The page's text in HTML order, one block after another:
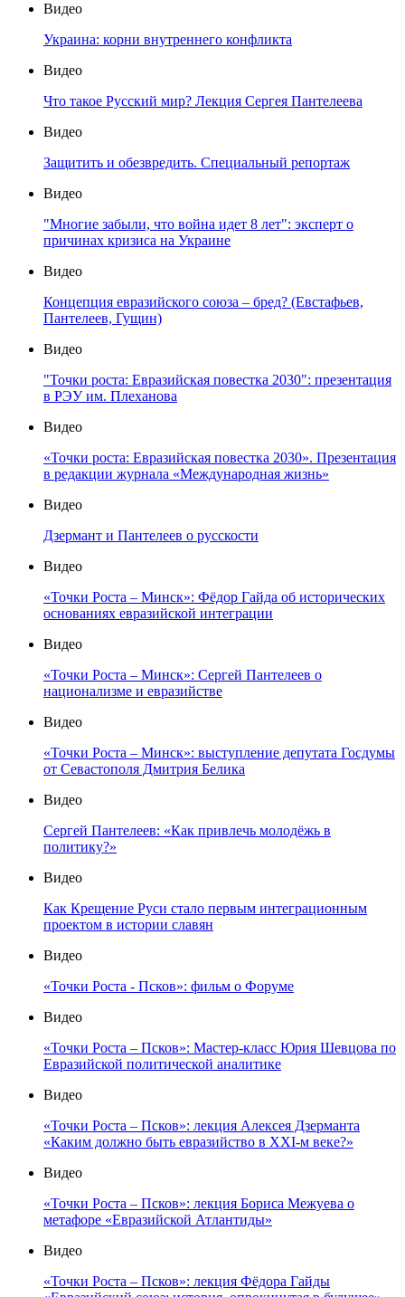
Видео
Украина: корни внутреннего конфликта
Видео
Что такое Русский мир? Лекция Сергея Пантелеева
Видео
Защитить и обезвредить. Специальный репортаж
Видео
"Многие забыли, что война идет 8 лет": эксперт о
причинах кризиса на Украине
Видео
Концепция евразийского союза – бред? (Евстафьев,
Пантелеев, Гущин)
Видео
"Точки роста: Евразийская повестка 2030": презентация
в РЭУ им. Плеханова
Видео
«Точки роста: Евразийская повестка 2030». Презентация
в редакции журнала «Международная жизнь»
Видео
Дзермант и Пантелеев о русскости
Видео
«Точки Роста – Минск»: Фёдор Гайда об исторических
основаниях евразийской интеграции
Видео
«Точки Роста – Минск»: Сергей Пантелеев о
национализме и евразийстве
Видео
«Точки Роста – Минск»: выступление депутата Госдумы
от Севастополя Дмитрия Белика
Видео
Сергей Пантелеев: «Как привлечь молодёжь в
политику?»
Видео
Как Крещение Руси стало первым интеграционным
проектом в истории славян
Видео
«Точки Роста - Псков»: фильм о Форуме
Видео
«Точки Роста – Псков»: Мастер-класс Юрия Шевцова по
Евразийской политической аналитике
Видео
«Точки Роста – Псков»: лекция Алексея Дзерманта
«Каким должно быть евразийство в XXI-м веке?»
Видео
«Точки Роста – Псков»: лекция Бориса Межуева о
метафоре «Евразийской Атлантиды»
Видео
«Точки Роста – Псков»: лекция Фёдора Гайды